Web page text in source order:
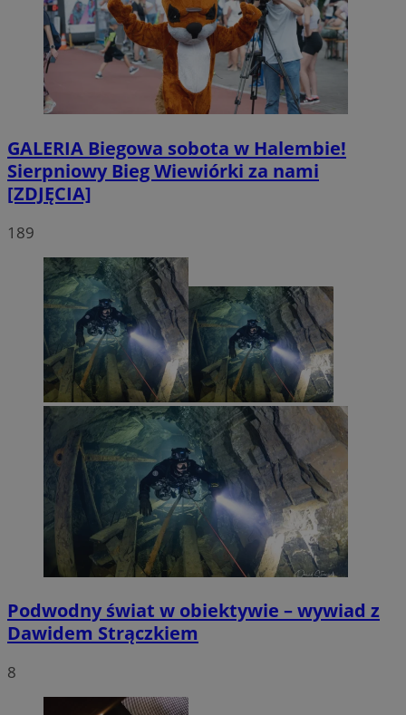
GALERIA Biegowa sobota w Halembie!
Sierpniowy Bieg Wiewiórki za nami
[ZDJĘCIA]
189
Podwodny świat w obiektywie – wywiad z
Dawidem Strączkiem
8